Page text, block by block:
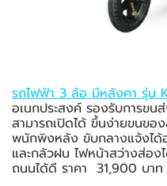
รถไฟฟ้า 3 ล้อ มีหลังคา รุ่น
อเนกประสงค์ รองรับการขน
สามารถเปิดได้ ขึ้นง่ายขนขอ
พนักพิงหลัง ขับกลางแจ้งได้
และกลัวฝน ไฟหน้าสว่างส่อง
ถนนได้ดี ราคา 31,900 บาท